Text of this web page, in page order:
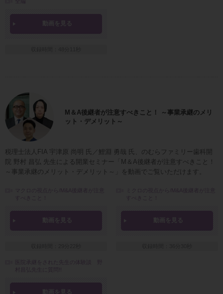
動画を見る
M＆A後継者が注意すべきこと！ ～事業承継のメリ
ット・デメリット～
税理士法人FIA 宇津原 尚明 氏／鯉淵 勇哉 氏、のむらファミリー歯科開
院 野村 昌弘 先生による開業セミナー「M＆A後継者が注意すべきこと！
～事業承継のメリット・デメリット～」を動画でご覧いただけます。
マクロの視点から/M&A後継者が注意
動画を見る
ミクロの視点から/M&A後継者が注意
動画を見る
医院承継をされた先生の体験談 野
村昌弘先生に質問!!
動画を見る